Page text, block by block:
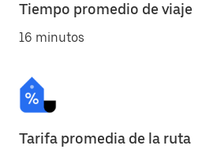
Tiempo promedio de viaje
16 minutos
Tarifa promedia de la ruta